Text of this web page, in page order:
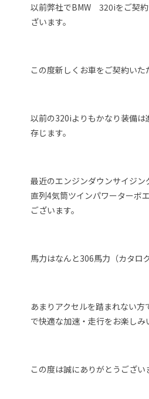
以前弊社でBMW 320iをご契
ざいます。
この度新しくお車をご契約いた
以前の320iよりもかなり装備は
存じます。
最近のエンジンダウンサイジ
直列4気筒ツインパワーターボ
ございます。
馬力はなんと306馬力（カタロ
あまりアクセルを踏まれない
で快適な加速・走行をお楽しみ
この度は誠にありがとうござい